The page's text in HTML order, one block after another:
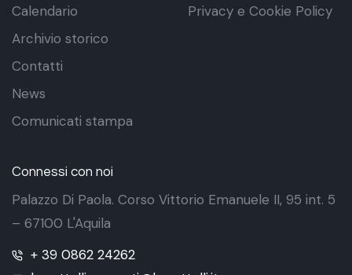
Calendario
Archivio storico
Contatti
News
Comunicati stampa
Privacy e Cookie Policy
Connessi con noi
Palazzo Di Paola. Corso Vittorio Emanuele II, 95 int. 5
– 67100 L'Aquila
+ 39 0862 24262